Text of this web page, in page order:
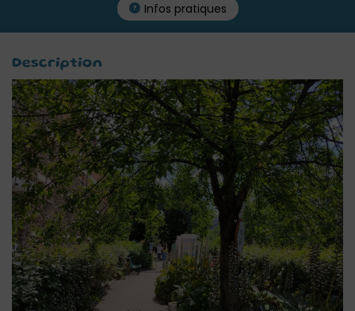
Infos pratiques
Description